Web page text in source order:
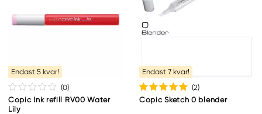
Endast 5 kvar!
(0)
Copic Ink refill RV00 Water
Lily
Endast 7 kvar!
(2)
Copic Sketch 0 blender